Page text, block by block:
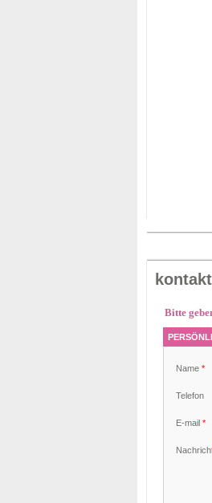
Bitte
Name *
Telefon
E-mail *